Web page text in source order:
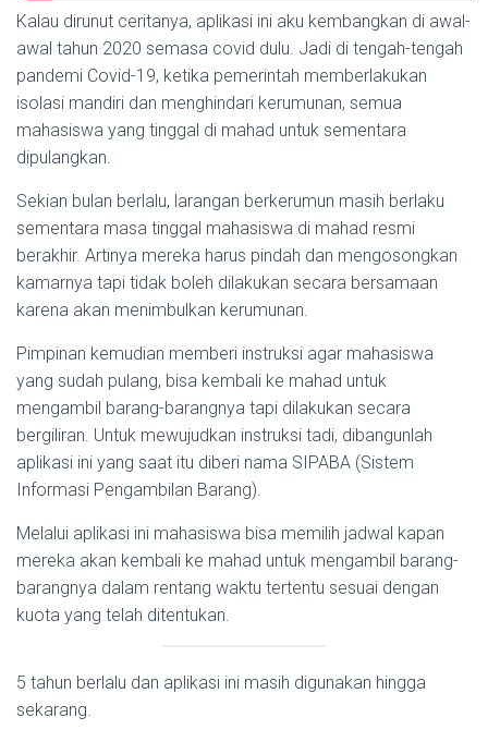
Kalau dirunut ceritanya, aplikasi ini aku kembangkan di awal-
awal tahun 2020 semasa covid dulu. Jadi di tengah-tengah
pandemi Covid-19, ketika pemerintah memberlakukan
isolasi mandiri dan menghindari kerumunan, semua
mahasiswa yang tinggal di mahad untuk sementara
dipulangkan.
Sekian bulan berlalu, larangan berkerumun masih berlaku
sementara masa tinggal mahasiswa di mahad resmi
berakhir. Artinya mereka harus pindah dan mengosongkan
kamarnya tapi tidak boleh dilakukan secara bersamaan
karena akan menimbulkan kerumunan.
Pimpinan kemudian memberi instruksi agar mahasiswa
yang sudah pulang, bisa kembali ke mahad untuk
mengambil barang-barangnya tapi dilakukan secara
bergiliran. Untuk mewujudkan instruksi tadi, dibangunlah
aplikasi ini yang saat itu diberi nama SIPABA (Sistem
Informasi Pengambilan Barang).
Melalui aplikasi ini mahasiswa bisa memilih jadwal kapan
mereka akan kembali ke mahad untuk mengambil barang-
barangnya dalam rentang waktu tertentu sesuai dengan
kuota yang telah ditentukan.
5 tahun berlalu dan aplikasi ini masih digunakan hingga
sekarang.